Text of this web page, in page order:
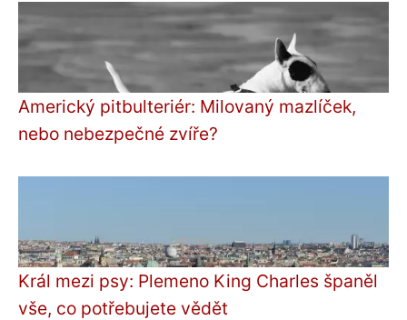
Americký pitbulteriér: Milovaný mazlíček,
nebo nebezpečné zvíře?
Král mezi psy: Plemeno King Charles španěl
vše, co potřebujete vědět